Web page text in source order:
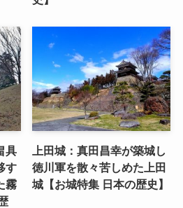
具
す
霧
上田城：真田昌幸が築城し
徳川軍を散々苦しめた上田
城【お城特集 日本の歴史】